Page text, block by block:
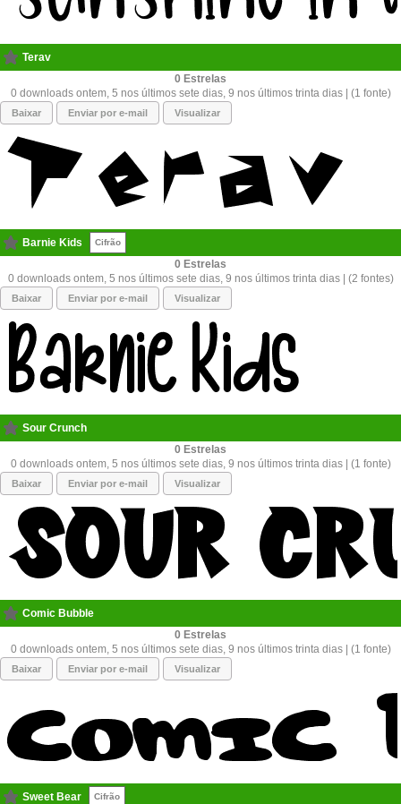
Terav
0
0 downloads ontem, 5 nos últimos sete dias, 9 nos últimos trinta dias | (1 fonte)
Baixar Enviar por e-mail Visualizar
Barnie Kids Cifrão
0
0 downloads ontem, 5 nos últimos sete dias, 9 nos últimos trinta dias | (2 fontes)
Baixar Enviar por e-mail Visualizar
Sour Crunch
0
0 downloads ontem, 5 nos últimos sete dias, 9 nos últimos trinta dias | (1 fonte)
Baixar Enviar por e-mail Visualizar
Comic Bubble
0
0 downloads ontem, 5 nos últimos sete dias, 9 nos últimos trinta dias | (1 fonte)
Baixar Enviar por e-mail Visualizar
Sweet Bear Cifrão